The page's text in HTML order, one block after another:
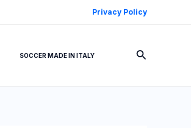
Privacy Policy
SOCCER MADE IN ITALY Cerca